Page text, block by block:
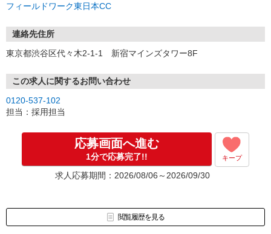
フィールドワーク東日本CC
連絡先住所
東京都渋谷区代々木2-1-1 新宿マインズタワー8F
この求人に関するお問い合わせ
0120-537-102
担当：採用担当
応募画面へ進む
1分で応募完了!! キープ
求人応募期間：2026/08/06～2026/09/30
閲覧履歴を見る